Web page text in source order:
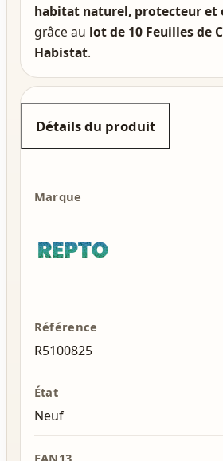
habitat naturel, protecteur et
grâce au lot de 10 Feuilles de
Habistat.
Détails du produit
Marque
Référence
R5100825
État
Neuf